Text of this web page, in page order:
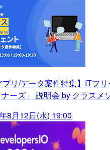
プリ/データ案件特集】ITフ
ナーズ」 説明会 by クラスメ
8月12日(水) 19:00